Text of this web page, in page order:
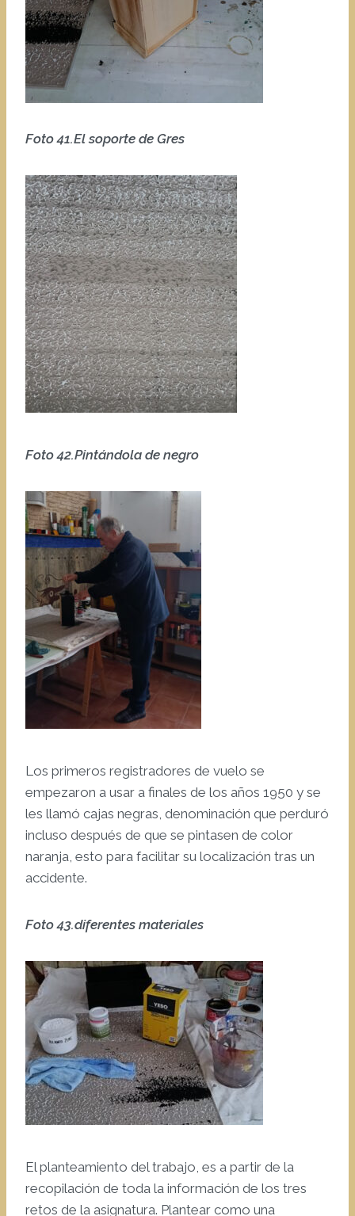
Foto 41.El soporte de Gres
Foto 42.Pintándola de negro
Los primeros registradores de vuelo se
empezaron a usar a finales de los años 1950 y se
les llamó cajas negras, denominación que perduró
incluso después de que se pintasen de color
naranja, esto para facilitar su localización tras un
accidente.
Foto 43.diferentes materiales
El planteamiento del trabajo, es a partir de la
recopilación de toda la información de los tres
retos de la asignatura. Plantear como una